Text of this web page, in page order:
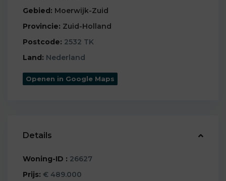
Gebied: Moerwijk-Zuid
Provincie: Zuid-Holland
Postcode: 2532 TK
Land: Nederland
Openen in Google Maps
Details
Woning-ID : 26627
Prijs: € 489.000